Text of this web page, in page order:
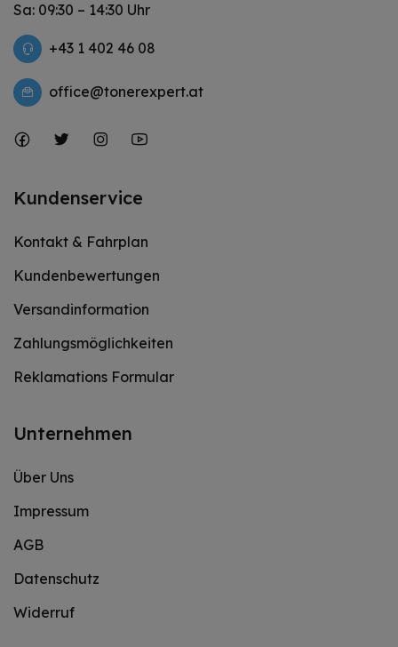
Sa: 09:30 – 14:30 Uhr
+43 1 402 46 08
office@tonerexpert.at
Kundenservice
Kontakt & Fahrplan
Kundenbewertungen
Versandinformation
Zahlungsmöglichkeiten
Reklamations Formular
Unternehmen
Über Uns
Impressum
AGB
Datenschutz
Widerruf